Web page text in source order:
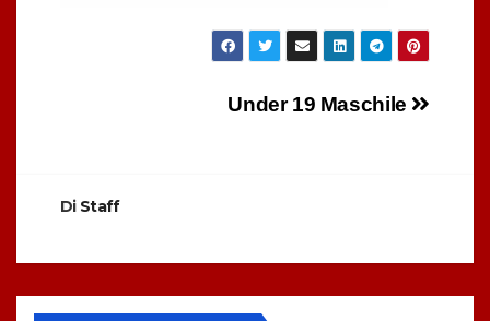
NavigazioneUnder 19 Maschile
Di Staff